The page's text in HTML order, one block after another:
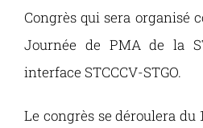
Congrès qui sera organisé
Journée de PMA de la
interface STCCCV-STGO.
Le congrès se déroulera du